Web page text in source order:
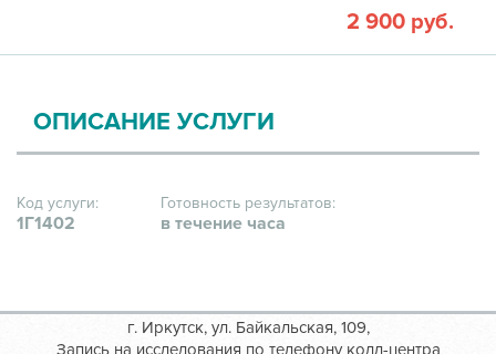
2 900 руб.
ОПИСАНИЕ УСЛУГИ
Код услуги:
1Г1402
Готовность результатов:
в течение часа
г. Иркутск, ул. Байкальская, 109,
Запись на исследования по телефону колл-центра